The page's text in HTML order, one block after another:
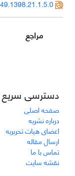
مراجع
دسترسی سریع
صفحه اصلی
درباره نشریه
اعضای هیات تحریریه
ارسال مقاله
تماس با ما
نقشه سایت